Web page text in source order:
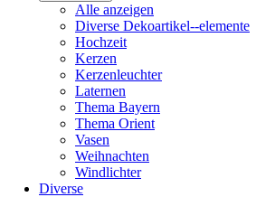
Alle anzeigen
Diverse Dekoartikel--elemente
Hochzeit
Kerzen
Kerzenleuchter
Laternen
Thema Bayern
Thema Orient
Vasen
Weihnachten
Windlichter
Diverse